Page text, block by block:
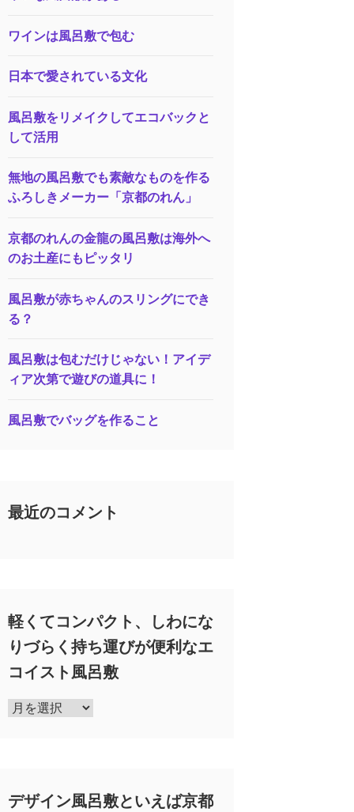
ワインは風呂敷で包む
日本で愛されている文化
風呂敷をリメイクしてエコバックと
して活用
無地の風呂敷でも素敵なものを作る
ふろしきメーカー「京都のれん」
京都のれんの金龍の風呂敷は海外へ
のお土産にもピッタリ
風呂敷が赤ちゃんのスリングにでき
る？
風呂敷は包むだけじゃない！アイデ
ィア次第で遊びの道具に！
風呂敷でバッグを作ること
最近のコメント
軽くてコンパクト、しわにな
りづらく持ち運びが便利なエ
コイスト風呂敷
軽
パ
デザイン風呂敷といえば京都